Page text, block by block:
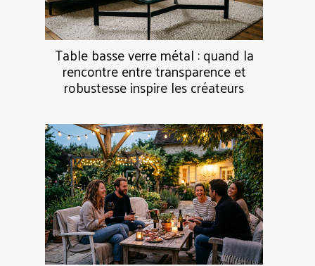
Table basse verre métal : quand la
rencontre entre transparence et
robustesse inspire les créateurs